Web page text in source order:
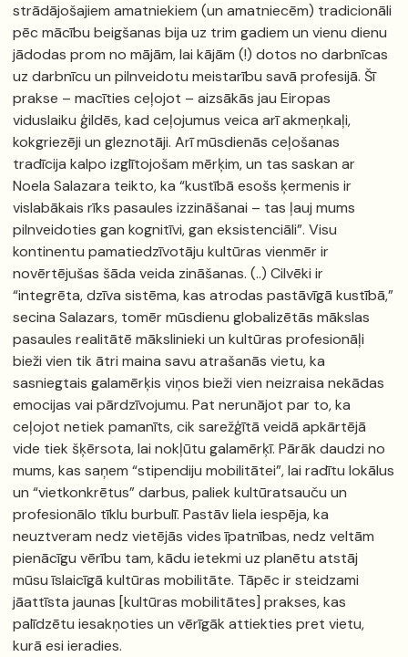
strādājošajiem amatniekiem (un amatniecēm) tradicionāli
pēc mācību beigšanas bija uz trim gadiem un vienu dienu
jādodas prom no mājām, lai kājām (!) dotos no darbnīcas
uz darbnīcu un pilnveidotu meistarību savā profesijā. Šī
prakse – macīties ceļojot – aizsākās jau Eiropas
viduslaiku ģildēs, kad ceļojumus veica arī akmeņkaļi,
kokgriezēji un gleznotāji. Arī mūsdienās ceļošanas
tradīcija kalpo izglītojošam mērķim, un tas saskan ar
Noela Salazara teikto, ka “kustībā esošs ķermenis ir
vislabākais rīks pasaules izzināšanai – tas ļauj mums
pilnveidoties gan kognitīvi, gan eksistenciāli”. Visu
kontinentu pamatiedzīvotāju kultūras vienmēr ir
novērtējušas šāda veida zināšanas. (..) Cilvēki ir
“integrēta, dzīva sistēma, kas atrodas pastāvīgā kustībā,”
secina Salazars, tomēr mūsdienu globalizētās mākslas
pasaules realitātē mākslinieki un kultūras profesionāļi
bieži vien tik ātri maina savu atrašanās vietu, ka
sasniegtais galamērķis viņos bieži vien neizraisa nekādas
emocijas vai pārdzīvojumu. Pat nerunājot par to, ka
ceļojot netiek pamanīts, cik sarežģītā veidā apkārtējā
vide tiek šķērsota, lai nokļūtu galamērķī. Pārāk daudzi no
mums, kas saņem “stipendiju mobilitātei”, lai radītu lokālus
un “vietkonkrētus” darbus, paliek kultūratsauču un
profesionālo tīklu burbulī. Pastāv liela iespēja, ka
neuztveram nedz vietējās vides īpatnības, nedz veltām
pienācīgu vērību tam, kādu ietekmi uz planētu atstāj
mūsu īslaicīgā kultūras mobilitāte. Tāpēc ir steidzami
jāattīsta jaunas [kultūras mobilitātes] prakses, kas
palīdzētu iesakņoties un vērīgāk attiekties pret vietu,
kurā esi ieradies.